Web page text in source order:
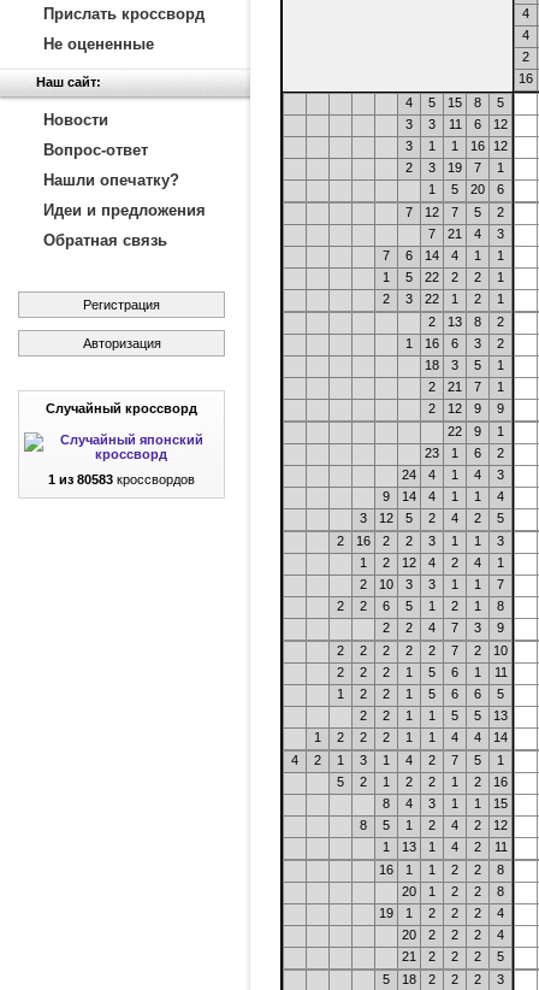
Прислать кроссворд
Не оцененные
Наш сайт:
Новости
Вопрос-ответ
Нашли опечатку?
Идеи и предложения
Обратная связь
Регистрация
Авторизация
Случайный кроссворд
1 из 80583 кроссвордов
4
4
2
16
4
5 15 8
5
3
3 11 6
12
3
1 1 16
12
2
3 19 7
1
1
5 20
6
7
12 7 5
2
7
21 4
3
7
6 14 4 1
1
1
5 22 2 2
1
2
3 22 1 2
1
2
13 8
2
1
16 6 3
2
18
3 5
1
2
21 7
1
2
12 9
9
22
9
1
23
1 6
2
24
4 1 4
3
9
14 4 1 1
4
3
12 5 2 4 2
5
2
16 2 2 3 1 1
3
1
2 12 4 2 4
1
2
10 3 3 1 1
7
2
2 6 5 1 2 1
8
2
2 4 7 3
9
2
2 2 2 2 7 2
10
2
2 2 1 5 6 1
11
1
2 2 1 5 6 6
5
2
2 1 1 5 5
13
1
2 2 2 1 1 4 4
14
4
2 1 3 1 4 2 7 5
1
5
2 1 2 2 1 2
16
8
4 3 1 1
15
8
5 1 2 4 2
12
1
13 1 4 2
11
16
1 1 2 2
8
20
1 2 2
8
19
1 2 2 2
4
20
2 2 2
4
21
2 2 2
5
5
18 2 2 2
3